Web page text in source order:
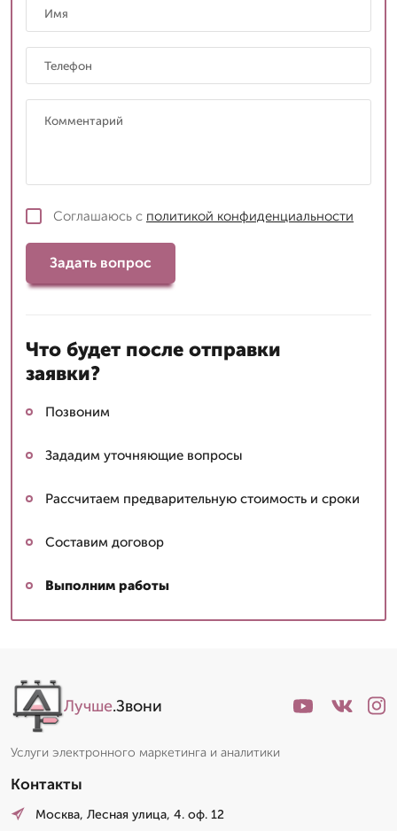
Соглашаюсь с политикой конфиденциальности
Задать вопрос
Что будет после отправки
заявки?
Позвоним
Зададим уточняющие вопросы
Рассчитаем предварительную стоимость и сроки
Составим договор
Выполним работы
Лучше.Звони
Услуги электронного маркетинга и аналитики
Контакты
Москва, Лесная улица, 4. оф. 12